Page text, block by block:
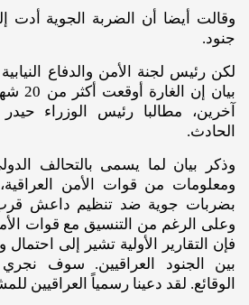
وقالت أيضا أن الضربة الجوية
جنود.
لكن رئيس لجنة الأمن والدفاع
آخرين، مطالبا رئيس الوزراء
الحادث.
وذكر بيان لما يسمى بالتحالف
ومعلومات من قوات الأمن
بضربات جوية ضد تنظيم داعش
وعلى الرغم من التنسيق مع قوات
فإن التقارير الأولية تشير إلى
بين الجنود العراقيين. سوف نجري
الوقائع. لقد دعينا رسمياً العراقيين